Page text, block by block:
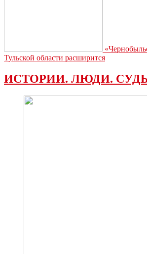
Тульской области расширится
ИСТОРИИ. ЛЮДИ.